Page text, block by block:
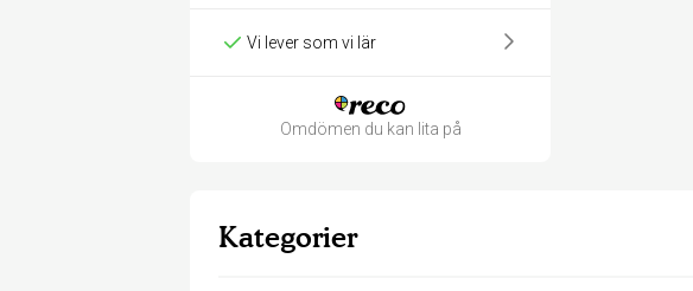
Vi lever som vi lär
Omdömen du kan lita på
Kategorier